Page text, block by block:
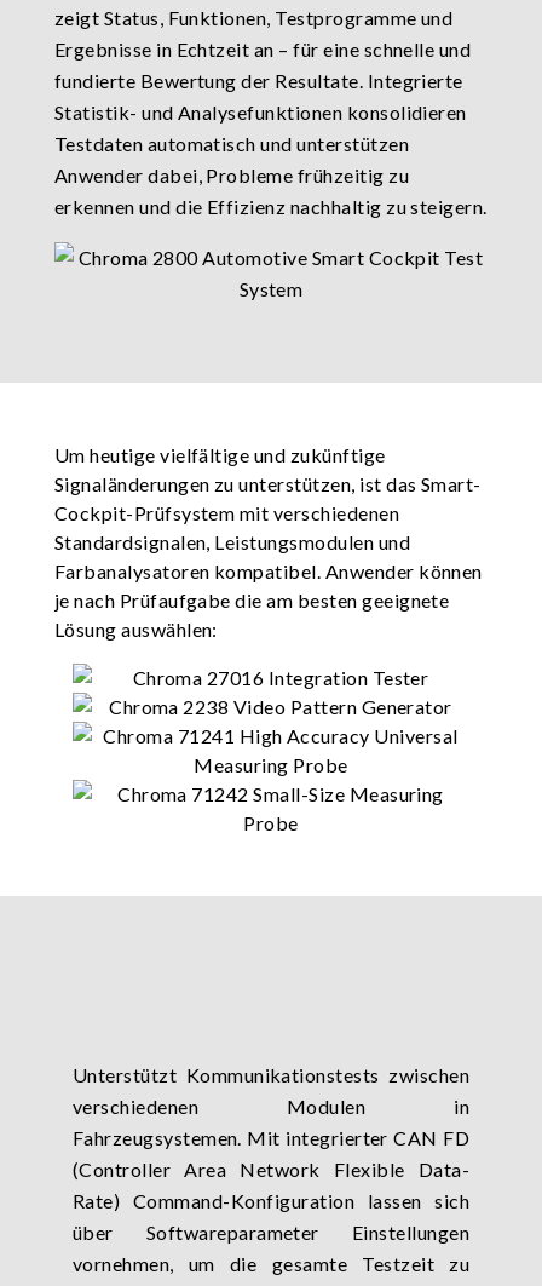
zeigt Status, Funktionen, Testprogramme und
Ergebnisse in Echtzeit an – für eine schnelle und
fundierte Bewertung der Resultate. Integrierte
Statistik- und Analysefunktionen konsolidieren
Testdaten automatisch und unterstützen
Anwender dabei, Probleme frühzeitig zu
erkennen und die Effizienz nachhaltig zu steigern.
Um heutige vielfältige und zukünftige
Signaländerungen zu unterstützen, ist das Smart-
Cockpit-Prüfsystem mit verschiedenen
Standardsignalen, Leistungsmodulen und
Farbanalysatoren kompatibel. Anwender können
je nach Prüfaufgabe die am besten geeignete
Lösung auswählen:
Unterstützt Kommunikationstests zwischen
verschiedenen Modulen in
Fahrzeugsystemen. Mit integrierter CAN FD
(Controller Area Network Flexible Data-
Rate) Command-Konfiguration lassen sich
über Softwareparameter Einstellungen
vornehmen, um die gesamte Testzeit zu